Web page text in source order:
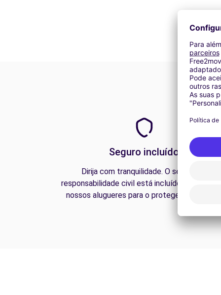
Seguro incluído
Dirija com tranquilidade. O seguro de
responsabilidade civil está incluído em todos
nossos alugueres para o proteger na